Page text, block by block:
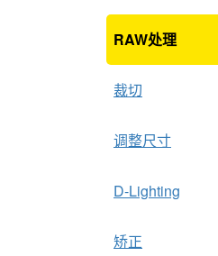
RAW处理
裁切
调整尺寸
D-Lighting
矫正